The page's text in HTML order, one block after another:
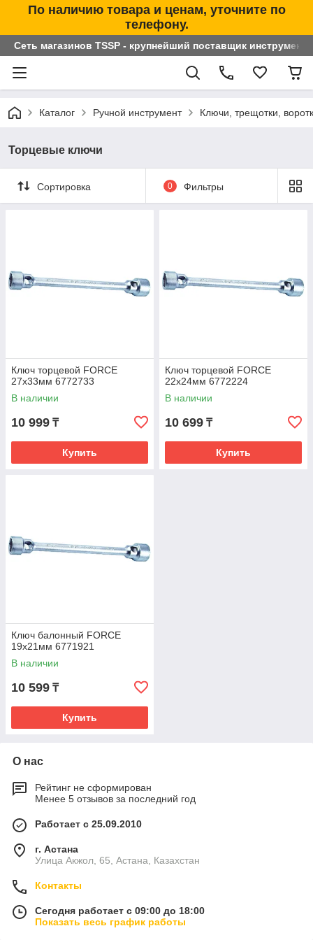
По наличию товара и ценам, уточните по
телефону.
Сеть магазинов TSSP - крупнейший поставщик
Каталог Ручной инструмент Ключи, трещотки,
Торцевые ключи
Сортировка 0 Фильтры
Ключ торцевой FORCE
27х33мм 6772733
В наличии
10 999 ₸
Купить
Ключ торцевой FORCE
22х24мм 6772224
В наличии
10 699 ₸
Купить
Ключ балонный FORCE
19х21мм 6771921
В наличии
10 599 ₸
Купить
О нас
Рейтинг не сформирован
Менее 5 отзывов за последний год
Работает с 25.09.2010
г. Астана
Улица Акжол, 65, Астана, Казахстан
Контакты
Сегодня работает с 09:00 до 18:00
Показать весь график работы